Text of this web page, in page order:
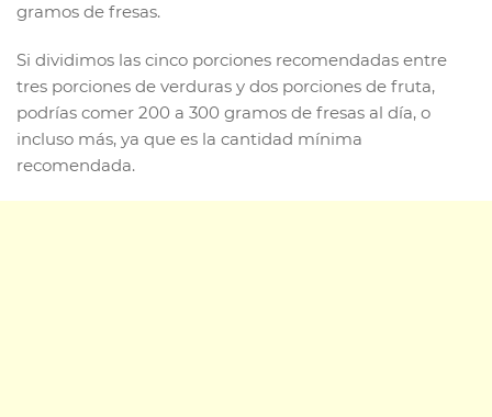
gramos de fresas.
Si dividimos las cinco porciones recomendadas entre
tres porciones de verduras y dos porciones de fruta,
podrías comer 200 a 300 gramos de fresas al día, o
incluso más, ya que es la cantidad mínima
recomendada.